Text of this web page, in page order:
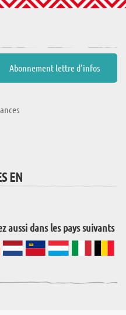
EN
aussi dans les pays suivants